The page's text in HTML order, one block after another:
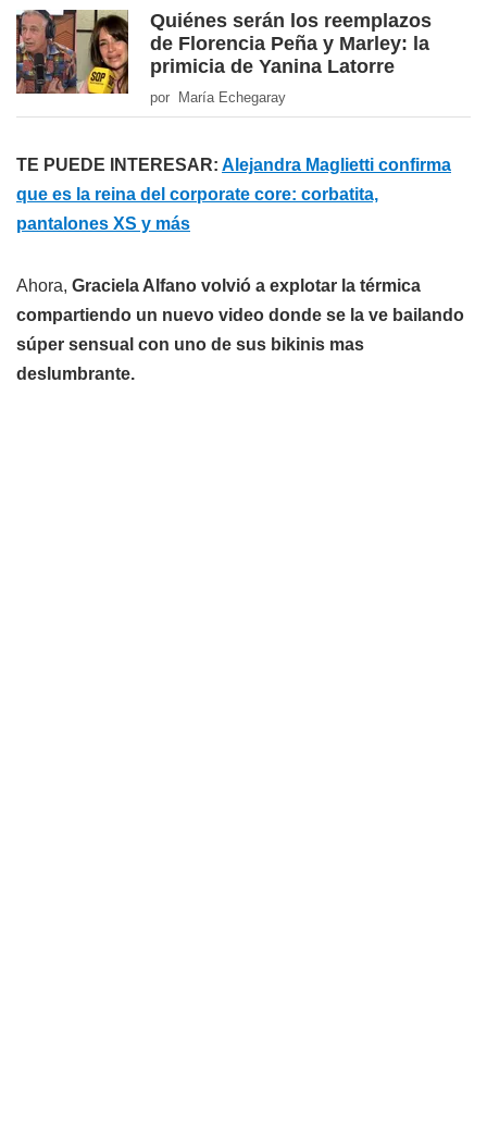
Quiénes serán los reemplazos
de Florencia Peña y Marley: la
primicia de Yanina Latorre
por María Echegaray
TE PUEDE INTERESAR: Alejandra Maglietti confirma
que es la reina del corporate core: corbatita,
pantalones XS y más
Ahora, Graciela Alfano volvió a explotar la térmica
compartiendo un nuevo video donde se la ve bailando
súper sensual con uno de sus bikinis mas
deslumbrante.